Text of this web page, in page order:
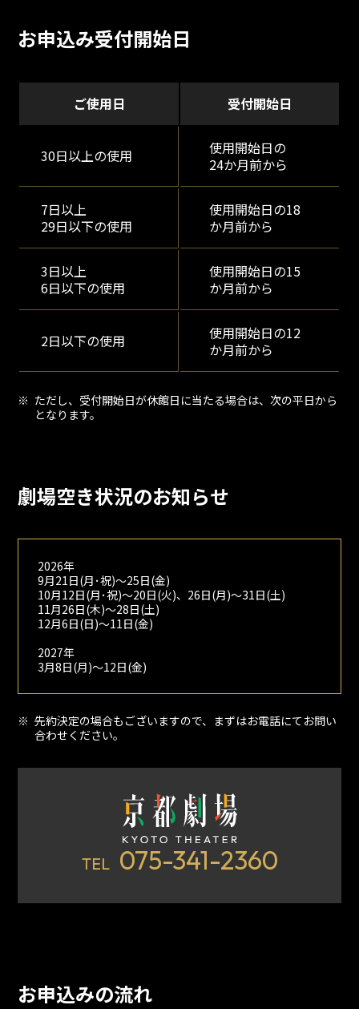
お申込み受付開始日
ご使用日 受付開始日
30日以上の使用
使用開始日の
24か月前から
7日以上
29日以下の使用
使用開始日の18
か月前から
3日以上
6日以下の使用
使用開始日の15
か月前から
2日以下の使用
使用開始日の12
か月前から
ただし、受付開始日が休館日に当たる場合は、次の平日から
となります。
劇場空き状況のお知らせ
2026年
9月21日(月･祝)～25日(金)
10月12日(月･祝)～20日(火)、26日(月)～31日(土)
11月26日(木)～28日(土)
12月6日(日)～11日(金)
2027年
3月8日(月)～12日(金)
先約決定の場合もございますので、まずはお電話にてお問い
合わせください。
TEL 075-341-2360
お申込みの流れ